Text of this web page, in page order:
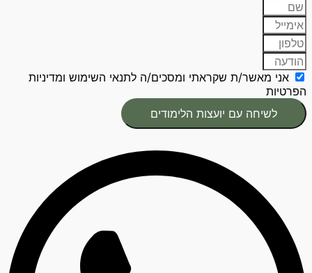
אני מאשר/ת שקראתי ומסכים/ה לתנאי השימוש ומדיניות
הפרטיות
לשיחה עם יועצות הלימודים